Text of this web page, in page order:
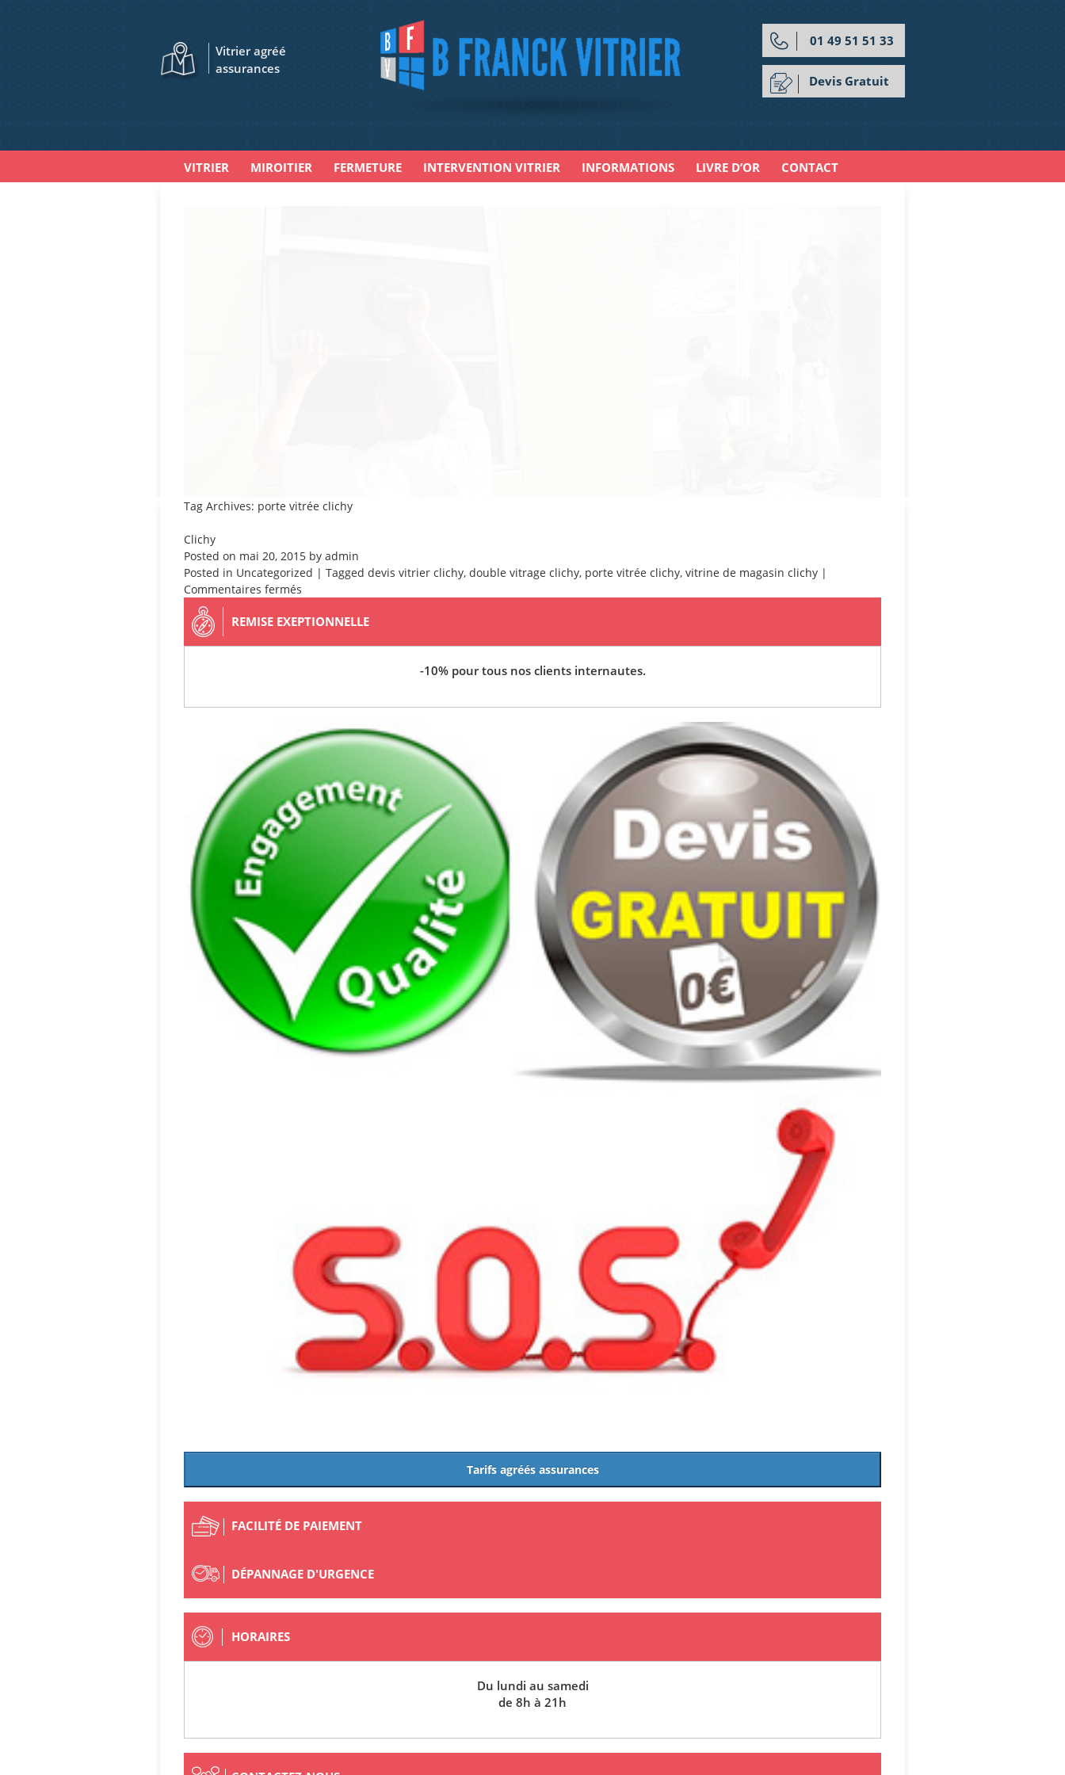
Vitrier agréé
assurances
01 49 51 51 33
Devis Gratuit
VITRIER MIROITIER FERMETURE INTERVENTION VITRIER INFORMATIONS LIVRE D’OR CONTACT
Tag Archives: porte vitrée clichy
Clichy
Posted on mai 20, 2015 by admin
Posted in Uncategorized | Tagged devis vitrier clichy, double vitrage clichy, porte vitrée clichy, vitrine de magasin clichy |
Commentaires fermés
REMISE EXEPTIONNELLE
-10% pour tous nos clients internautes.
Tarifs agréés assurances
FACILITÉ DE PAIEMENT
DÉPANNAGE D'URGENCE
HORAIRES
Du lundi au samedi
de 8h à 21h